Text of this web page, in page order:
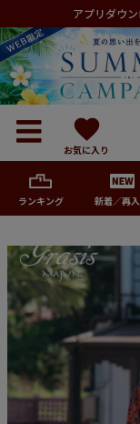
アプリダウ
お気に入り
ランキング 新着／再
メンズ
レディース
キッズ
ペア商品